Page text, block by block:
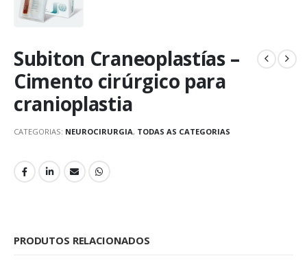
Subiton Craneoplastías –
Cimento cirúrgico para
cranioplastia
CATEGORIAS: NEUROCIRURGIA, TODAS AS CATEGORIAS
PRODUTOS RELACIONADOS